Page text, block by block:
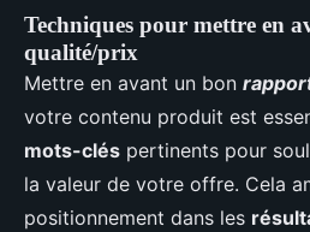
Techniques pour mettre en
qualité/prix
Mettre en avant un bon
votre contenu produit est
mots-clés pertinents pour
la valeur de votre offre. Cela
positionnement dans les